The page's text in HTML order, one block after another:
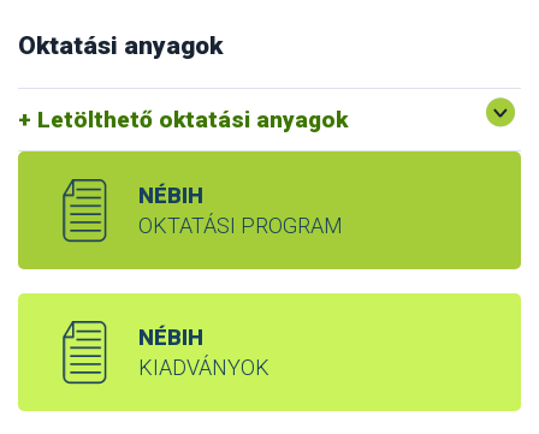
Oktatási anyagok
Letölthető oktatási anyagok
NÉBIH
OKTATÁSI PROGRAM
NÉBIH
KIADVÁNYOK